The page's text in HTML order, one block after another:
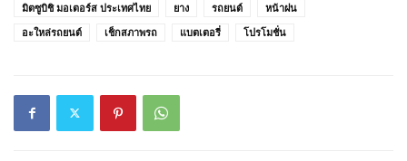
มิตซูบิชิ มอเตอร์ส ประเทศไทย
ยาง รถยนต์
หน้าฝน
อะใหล่รถยนต์
เช็กสภาพรถ แบตเตอรี่ โปรโมชั่น